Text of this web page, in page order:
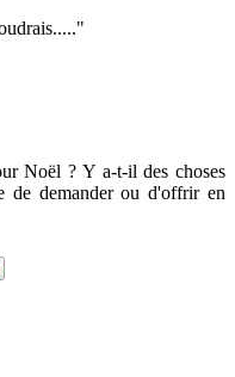
Noël ? Y a-t-il des choses
de demander ou d'offrir en